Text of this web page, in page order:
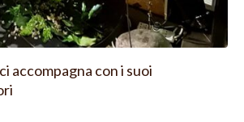
accompagna con i suoi